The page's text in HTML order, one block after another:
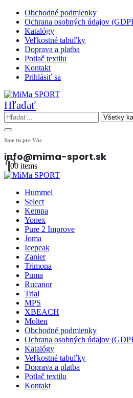
Obchodné podmienky
Ochrana osobných údajov
Katalógy
Veľkostné tabuľky
Doprava a platba
Potlač textilu
Kontakt
Prihlásiť sa
Hľadať
Sme tu pre Vás
info@mima-sport.sk
00 items
Hummel
Select
Kempa
Yonex
Pure 2 Improve
Joma
Icepeak
Zanier
Trimona
Puma
Rucanor
Trial
MPS
XBEACH
Molten
Obchodné podmienky
Ochrana osobných údajov
Katalógy
Veľkostné tabuľky
Doprava a platba
Potlač textilu
Kontakt